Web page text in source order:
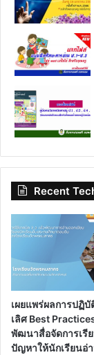
Recent
เผยแพร่ผลการปฏิ
เลิศ Best
พัฒนาสื่อจัดการเรี
ปัญหาให้นักเรียนอ่